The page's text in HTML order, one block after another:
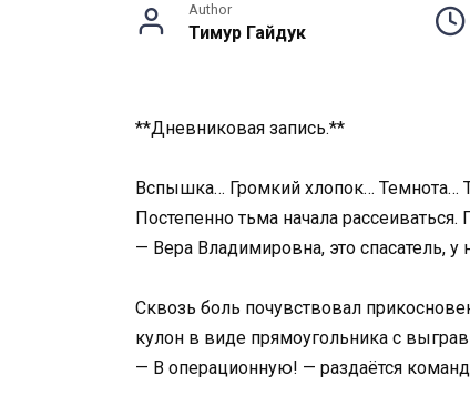
Author
Тимур Гайдук
**Дневниковая запись.**
Вспышка… Громкий хлопок… Темнота…
Постепенно тьма начала
— Вера Владимировна, это спасатель, у
Сквозь боль почувствовал
кулон в виде прямоугольника с
— В операционную! — раздаётся